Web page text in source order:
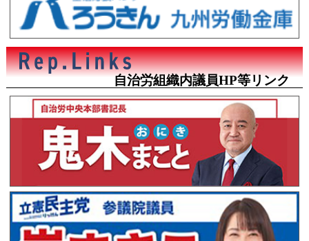
自治労組織内議員HP等リンク